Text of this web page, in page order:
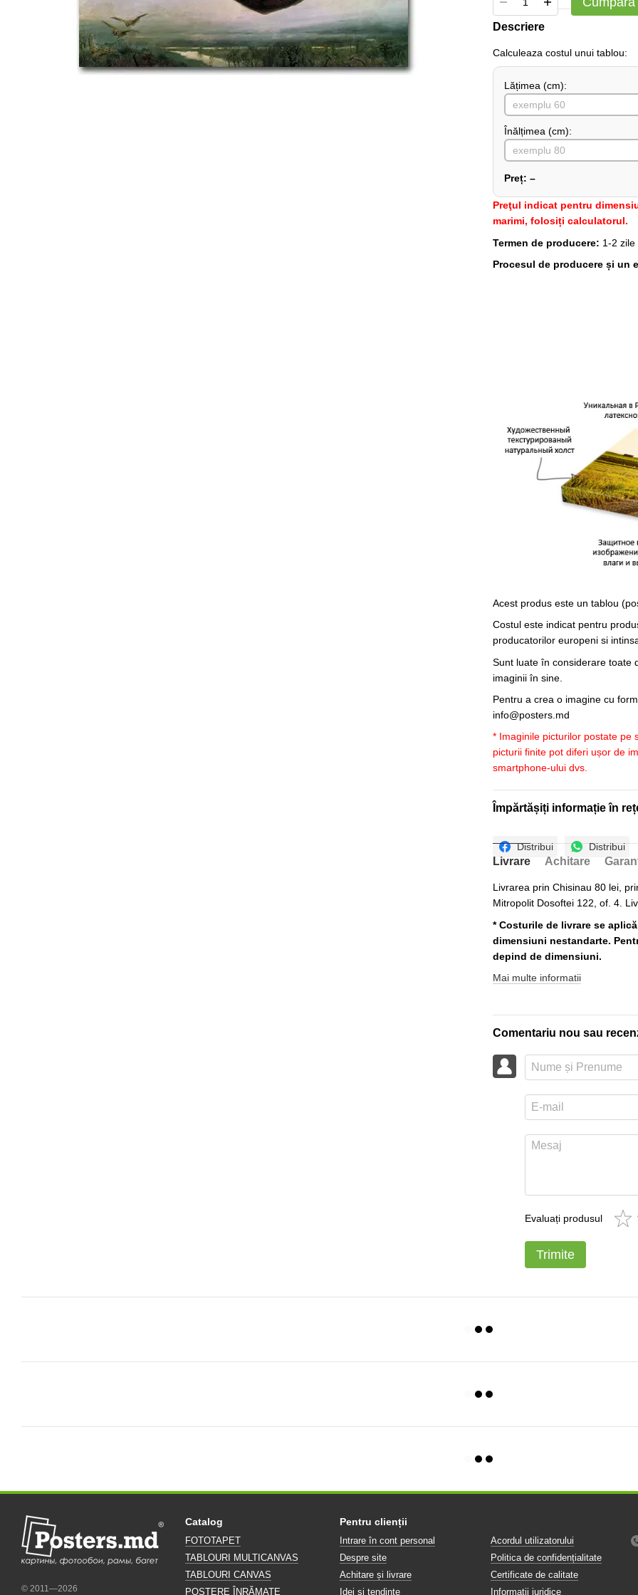
Descriere
Сalculeaza costul unui tablou:
Lățimea (сm):
Înălțimea (cm):
Preț: –
Preţul indicat pentru
marimi, folosiți calculatorul.
Termen de producere: 1-2
Procesul de producere și un
Acest produs este un tablou
Costul este indicat pentru
producatorilor europeni si
Sunt luate în considerare toate
imaginii în sine.
Pentru a crea o imagine cu
info@posters.md
* Imaginile picturilor postate pe
picturii finite pot diferi ușor de
smartphone-ului dvs.
Împărtășiți informație în
Distribui Distribui
Livrare Achitare
Livrarea prin Chisinau 80 lei,
Mitropolit Dosoftei 122, of. 4.
* Costurile de livrare se
dimensiuni nestandarte.
depind de dimensiuni.
Mai multe informatii
Comentariu nou sau
Evaluați produsul
Trimite
© 2011—2026
Catalog
FOTOTAPET
TABLOURI MULTICANVAS
TABLOURI CANVAS
POSTERE ÎNRĂMATE
Pentru clienții
Intrare în cont personal
Despre site
Achitare și livrare
Idei și tendințe
Acordul utilizatorului
Politica de confidențialitate
Certificate de calitate
Informații juridice